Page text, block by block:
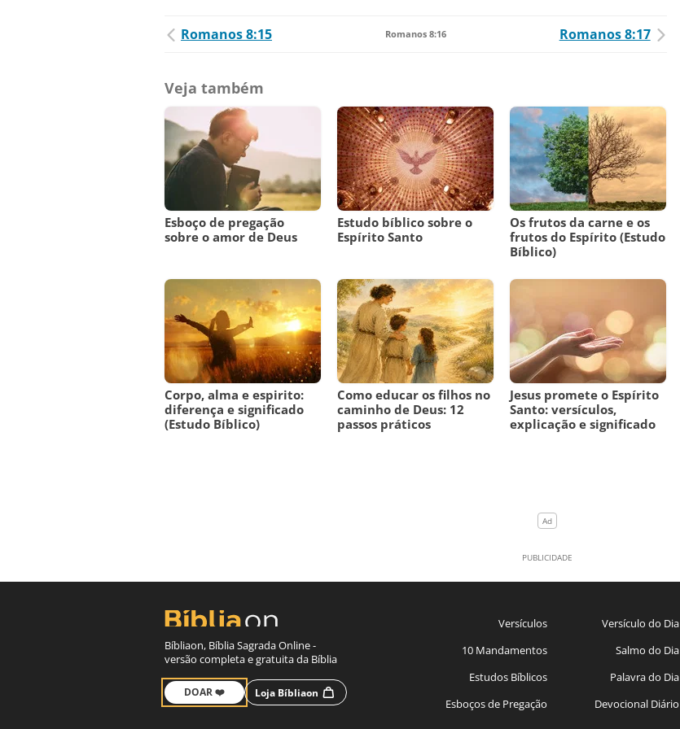
Romanos 8:15 Romanos 8:16 Romanos 8:17
Veja também
Esboço de pregação
sobre o amor de Deus
Estudo bíblico sobre o
Espírito Santo
Os frutos da carne e os
frutos do Espírito (Estudo
Bíblico)
Corpo, alma e espirito:
diferença e significado
(Estudo Bíblico)
Como educar os filhos no
caminho de Deus: 12
passos práticos
Jesus promete o Espírito
Santo: versículos,
explicação e significado
Bíbliaon, Bíblia Sagrada Online -
versão completa e gratuita da Bíblia
DOAR ❤️ Loja Bíbliaon
Versículos
10 Mandamentos
Estudos Bíblicos
Esboços de Pregação
Versículo do Dia
Salmo do Dia
Palavra do Dia
Devocional Diário